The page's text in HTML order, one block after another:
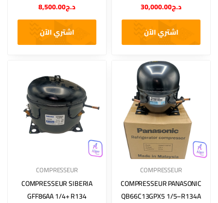
د.ج8,500.00
اشتري الآن
د.ج30,000.00
اشتري الآن
COMPRESSEUR
COMPRESSEUR SIBERIA
GFF86AA 1/4+ R134
COMPRESSEUR
COMPRESSEUR PANASONIC
QB66C13GPX5 1/5–R134A